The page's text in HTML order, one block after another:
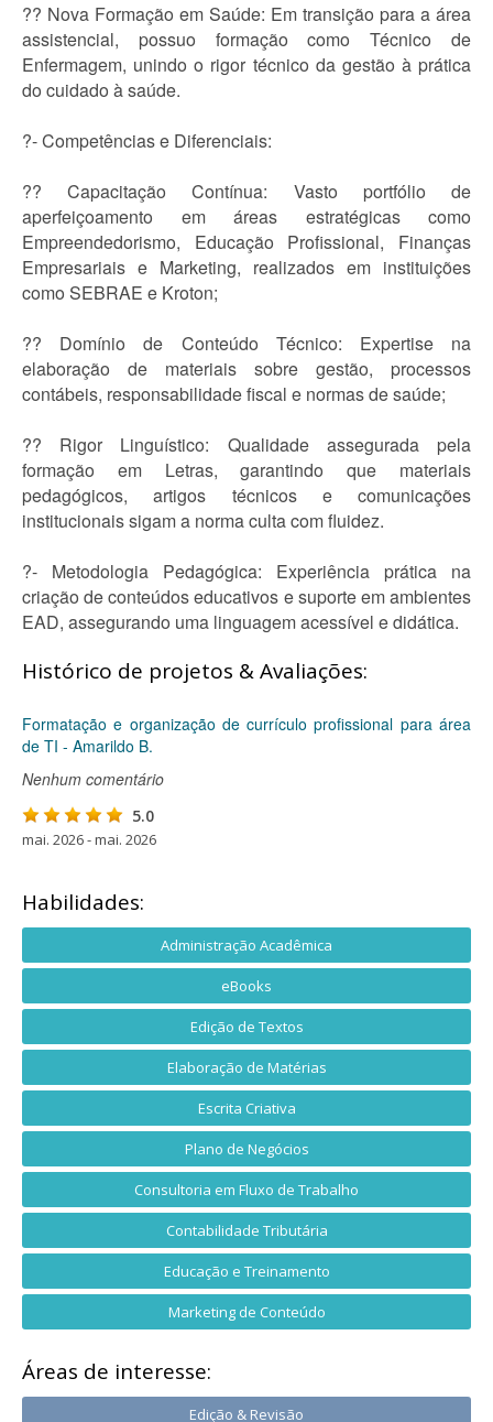
?? Nova Formação em Saúde: Em transição para a área
assistencial, possuo formação como Técnico de
Enfermagem, unindo o rigor técnico da gestão à prática
do cuidado à saúde.
?- Competências e Diferenciais:
?? Capacitação Contínua: Vasto portfólio de
aperfeiçoamento em áreas estratégicas como
Empreendedorismo, Educação Profissional, Finanças
Empresariais e Marketing, realizados em instituições
como SEBRAE e Kroton;
?? Domínio de Conteúdo Técnico: Expertise na
elaboração de materiais sobre gestão, processos
contábeis, responsabilidade fiscal e normas de saúde;
?? Rigor Linguístico: Qualidade assegurada pela
formação em Letras, garantindo que materiais
pedagógicos, artigos técnicos e comunicações
institucionais sigam a norma culta com fluidez.
?- Metodologia Pedagógica: Experiência prática na
criação de conteúdos educativos e suporte em ambientes
EAD, assegurando uma linguagem acessível e didática.
Histórico de projetos & Avaliações:
Formatação e organização de currículo profissional para área
de TI - Amarildo B.
Nenhum comentário
5.0
mai. 2026 - mai. 2026
Habilidades:
Administração Acadêmica
eBooks
Edição de Textos
Elaboração de Matérias
Escrita Criativa
Plano de Negócios
Consultoria em Fluxo de Trabalho
Contabilidade Tributária
Educação e Treinamento
Marketing de Conteúdo
Áreas de interesse:
Edição & Revisão